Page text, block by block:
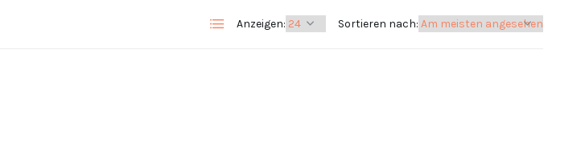
Anzeigen: Sortieren nach: